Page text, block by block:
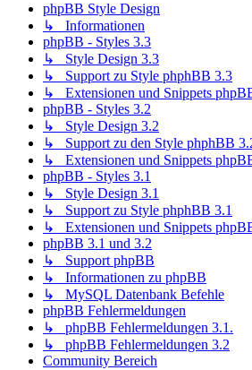
phpBB Style Design
↳ Informationen
phpBB - Styles 3.3
↳ Style Design 3.3
↳ Support zu Style phphBB 3.3
↳ Extensionen und Snippets
phpBB - Styles 3.2
↳ Style Design 3.2
↳ Support zu den Style phphBB
↳ Extensionen und Snippets
phpBB - Styles 3.1
↳ Style Design 3.1
↳ Support zu Style phphBB 3.1
↳ Extensionen und Snippets
phpBB 3.1 und 3.2
↳ Support phpBB
↳ Informationen zu phpBB
↳ MySQL Datenbank Befehle
phpBB Fehlermeldungen
↳ phpBB Fehlermeldungen 3.1.
↳ phpBB Fehlermeldungen 3.2
Community Bereich